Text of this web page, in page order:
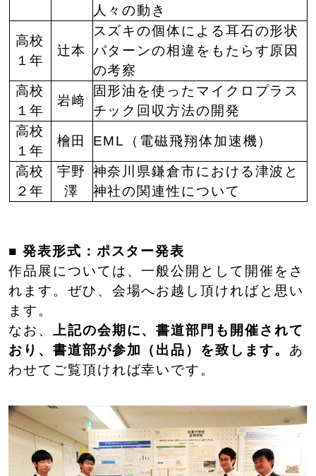
人々の動き
高校
１年
辻本
スズキの個体による耳石の形状
パターンの相違をもたらす原因
の考察
高校
１年
岩﨑
固形油を使ったマイクロプラス
チック回収方法の開発
高校
１年
檜田 EML（電磁飛翔体加速機）
高校
２年
宇野
澤
神奈川県鎌倉市における津波と
神社の関連性について
■発表形式：ポスター発表
作品展については、一般公開として開催をさ
れます。ぜひ、会場へお越し頂ければと思い
ます。
なお、 上記の会期に、書道部門も開催されて
おり、書道部が参加（出品）を致します。 あ
わせてご覧頂ければ幸いです。